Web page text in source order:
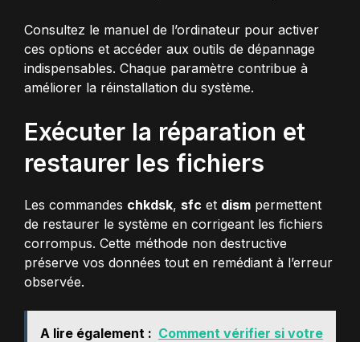
Consultez le manuel de l’ordinateur pour activer
ces options et accéder aux outils de dépannage
indispensables. Chaque paramètre contribue à
améliorer la réinstallation du système.
Exécuter la réparation et
restaurer les fichiers
Les commandes chkdsk, sfc et dism permettent
de restaurer le système en corrigeant les fichiers
corrompus. Cette méthode non destructive
préserve vos données tout en remédiant à l’erreur
observée.
A lire également : Comment vérifier si votre